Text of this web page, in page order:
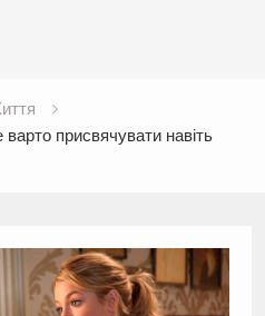
присвячувати навіть